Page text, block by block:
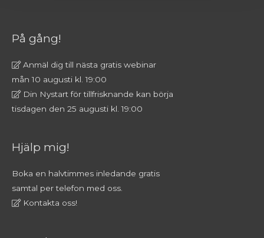
På gång!
Anmäl dig till nästa gratis webinar
mån 10 augusti kl. 19:00
Din Nystart för tillfrisknande kan börja
tisdagen den 25 augusti kl. 19:00
Hjälp mig!
Boka en halvtimmes inledande gratis
samtal per telefon med oss.
Kontakta oss!